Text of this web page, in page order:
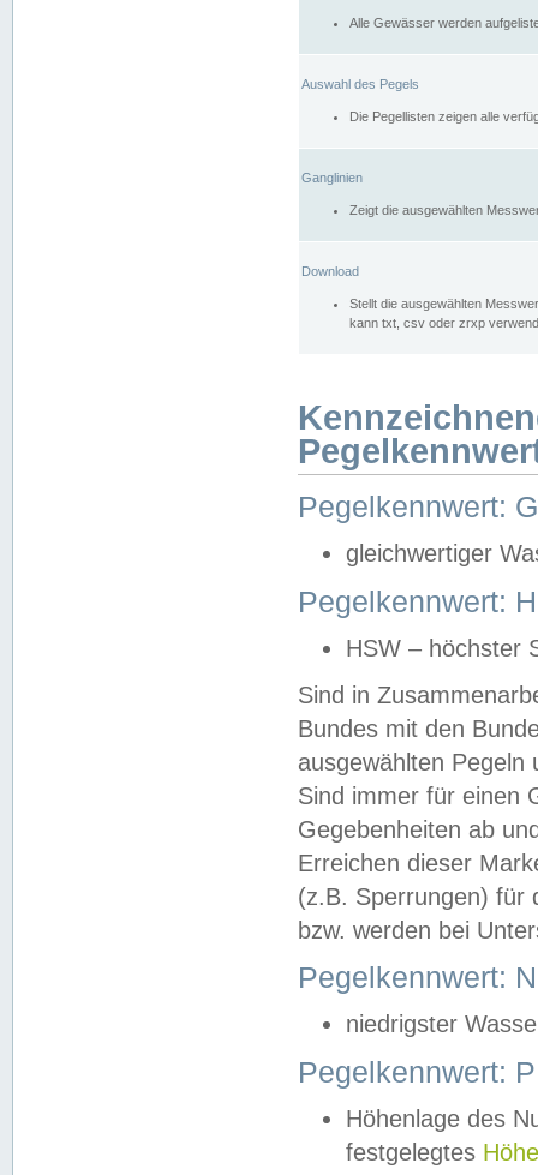
Alle Gewässer werden
Auswahl des Pegels
Die Pegellisten zeigen alle
Ganglinien
Zeigt die ausgewählten
Download
Stellt die ausgewählten
kann txt, csv oder zrxp
Pegelkennwert:
gleichwertiger
Pegelkennwert:
HSW – höchster
Sind in
Bundes mit den
ausgewählten
Sind immer für einen
Gegebenheiten ab
Erreichen dieser
(z.B. Sperrungen) für
bzw. werden bei
Pegelkennwert:
niedrigster
Pegelkennwert:
Höhenlage des
festgelegtes